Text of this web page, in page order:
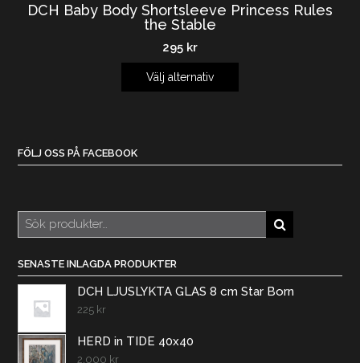
DCH Baby Body Shortsleeve Princess Rules
the Stable
295 kr
Välj alternativ
FÖLJ OSS PÅ FACEBOOK
Sök
efter:
SENASTE INLAGDA PRODUKTER
DCH LJUSLYKTA GLAS 8 cm Star Born
225 kr
HERD in TIDE 40x40
2.000 kr